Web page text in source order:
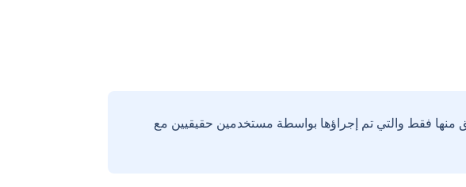
منها فقط والتي تم إجراؤها بواسطة مستخدمين حقيقيين مع